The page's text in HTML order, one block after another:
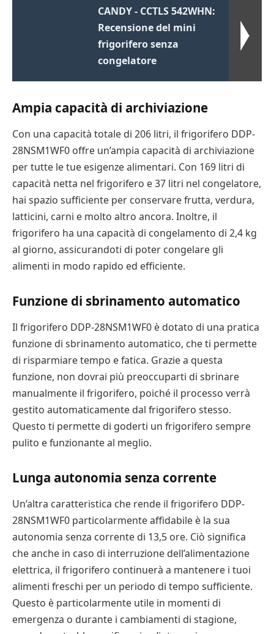
CANDY - CCTLS 542WHN:
Recensione del mini
frigorifero senza
congelatore
Ampia capacità di archiviazione
Con una capacità totale di 206 litri, il frigorifero DDP-
28NSM1WF0 offre un’ampia capacità di archiviazione
per tutte le tue esigenze alimentari. Con 169 litri di
capacità netta nel frigorifero e 37 litri nel congelatore,
hai spazio sufficiente per conservare frutta, verdura,
latticini, carni e molto altro ancora. Inoltre, il
frigorifero ha una capacità di congelamento di 2,4 kg
al giorno, assicurandoti di poter congelare gli
alimenti in modo rapido ed efficiente.
Funzione di sbrinamento automatico
Il frigorifero DDP-28NSM1WF0 è dotato di una pratica
funzione di sbrinamento automatico, che ti permette
di risparmiare tempo e fatica. Grazie a questa
funzione, non dovrai più preoccuparti di sbrinare
manualmente il frigorifero, poiché il processo verrà
gestito automaticamente dal frigorifero stesso.
Questo ti permette di goderti un frigorifero sempre
pulito e funzionante al meglio.
Lunga autonomia senza corrente
Un’altra caratteristica che rende il frigorifero DDP-
28NSM1WF0 particolarmente affidabile è la sua
autonomia senza corrente di 13,5 ore. Ciò significa
che anche in caso di interruzione dell’alimentazione
elettrica, il frigorifero continuerà a mantenere i tuoi
alimenti freschi per un periodo di tempo sufficiente.
Questo è particolarmente utile in momenti di
emergenza o durante i cambiamenti di stagione,